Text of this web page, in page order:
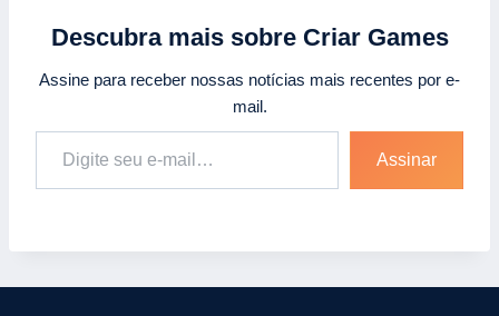
Descubra mais sobre Criar Games
Assine para receber nossas notícias mais recentes por e-
mail.
Assinar